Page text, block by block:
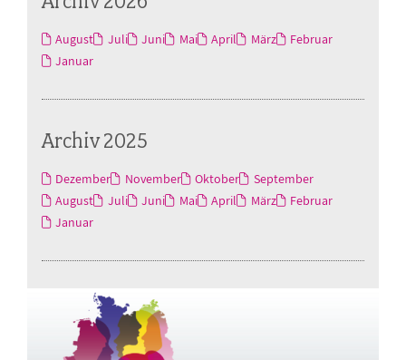
August Juli Juni Mai April März
Februar
Januar
Archiv 2025
Dezember November Oktober
September
August
Juli Juni Mai April März
Februar
Januar